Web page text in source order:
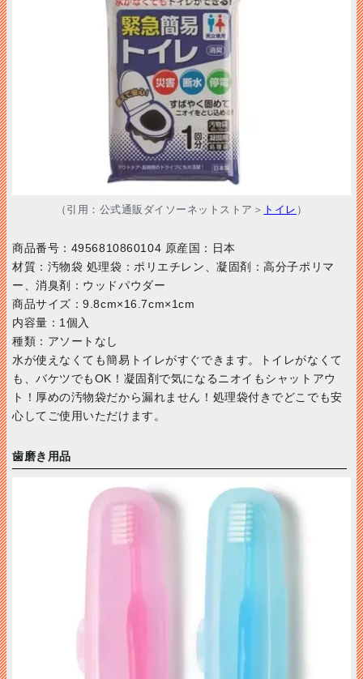
（引用：公式通販ダイソーネットストア＞ トイレ ）
商品番号：4956810860104 原産国：日本
材質：汚物袋 処理袋：ポリエチレン、凝固剤：高分子ポリマ
ー、消臭剤：ウッドパウダー
商品サイズ：9.8cm×16.7cm×1cm
内容量：1個入
種類：アソートなし
水が使えなくても簡易トイレがすぐできます。トイレがなくて
も、バケツでもOK！凝固剤で気になるニオイもシャットアウ
ト！厚めの汚物袋だから漏れません！処理袋付きでどこでも安
心してご使用いただけます。
歯磨き用品